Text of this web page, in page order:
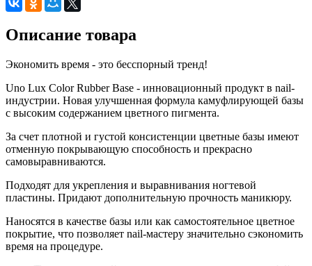
Описание товара
Экономить время - это бесспорный тренд!
Uno Lux Color Rubber Base - инновационный продукт в nail-
индустрии. Новая улучшенная формула камуфлирующей базы
с высоким содержанием цветного пигмента.
За счет плотной и густой консистенции цветные базы имеют
отменную покрывающую способность и прекрасно
самовыравниваются.
Подходят для укрепления и выравнивания ногтевой
пластины. Придают дополнительную прочность маникюру.
Наносятся в качестве базы или как самостоятельное цветное
покрытие, что позволяет nail-мастеру значительно сэкономить
время на процедуре.